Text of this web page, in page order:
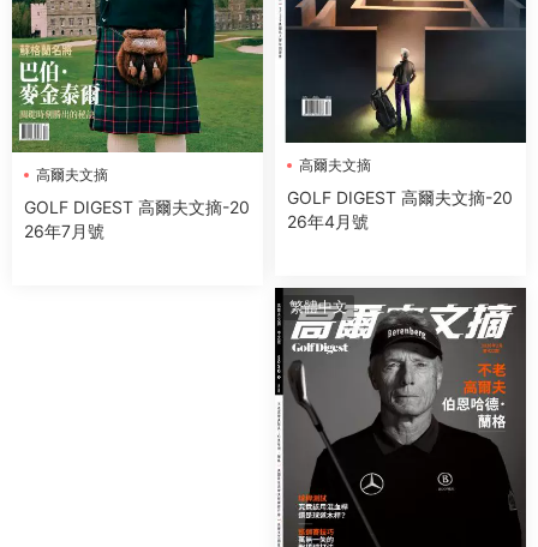
高爾夫文摘
GOLF DIGEST 高爾夫文摘-20
26年7月號
高爾夫文摘
GOLF DIGEST 高爾夫文摘-20
26年4月號
繁體中文